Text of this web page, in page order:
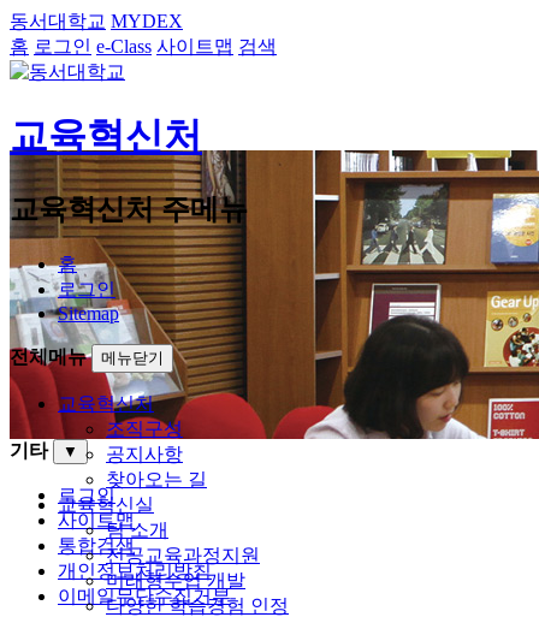
동서대학교 MYDEX
홈 로그인 e-Class 사이트맵 검색
교육혁신처
교육혁신처 주메뉴
홈
로그인
Sitemap
전체메뉴 메뉴닫기
교육혁신처
조직구성
공지사항
찾아오는 길
교육혁신실
팀 소개
전공교육과정지원
미래형수업 개발
다양한 학습경험 인정
기타 ▼
로그인
사이트맵
통합검색
개인정보처리방침
이메일무단수집거부